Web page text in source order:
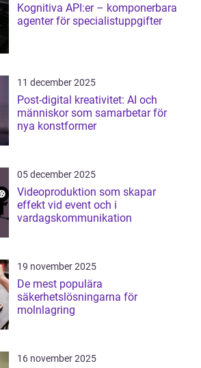
Kognitiva API:er – komponerbara
agenter för specialistuppgifter
11 december 2025
Post-digital kreativitet: AI och
människor som samarbetar för
nya konstformer
05 december 2025
Videoproduktion som skapar
effekt vid event och i
vardagskommunikation
19 november 2025
De mest populära
säkerhetslösningarna för
molnlagring
16 november 2025